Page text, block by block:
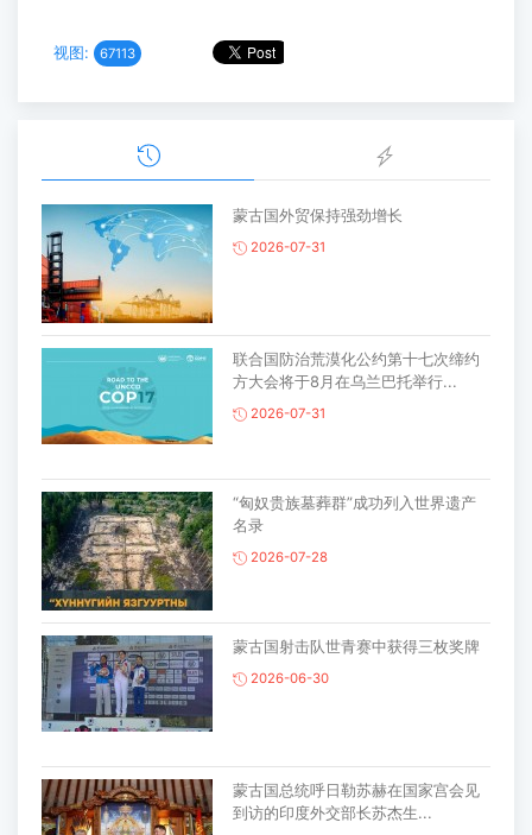
视图: 67113
蒙古国外贸保持强劲增长
2026-07-31
联合国防治荒漠化公约第十七次缔约
方大会将于8月在乌兰巴托举行...
2026-07-31
“匈奴贵族墓葬群”成功列入世界遗产
名录
2026-07-28
蒙古国射击队世青赛中获得三枚奖牌
2026-06-30
蒙古国总统呼日勒苏赫在国家宫会见
到访的印度外交部长苏杰生...